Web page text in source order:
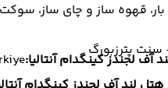
پترزبورگ
بار، قهوه ساز و چای ساز،
لجندز کینگدام آنتالیا: